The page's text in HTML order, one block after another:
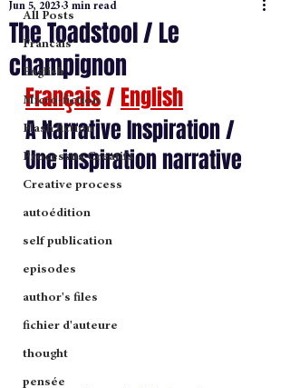
All Posts
Francais
English
Micro-fiction
Flash fiction
Processus Creatifs
Creative process
autoédition
self publication
episodes
author's files
fichier d'auteure
thought
pensée
The Toadstool / Le
champignon
Jun 5, 2023 3 min read
Français / English
A Narrative Inspiration /
Une inspiration narrative